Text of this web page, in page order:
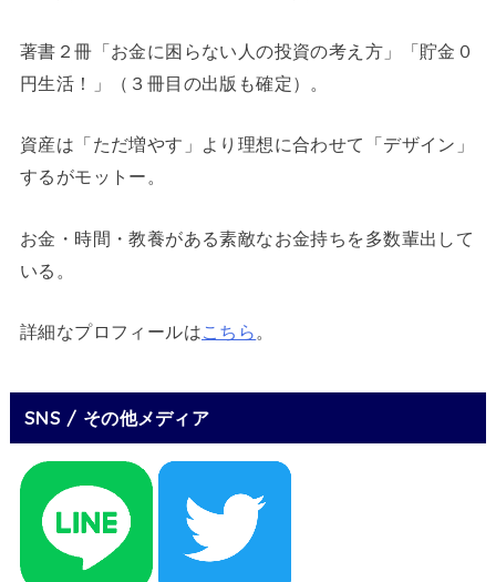
著書２冊「お金に困らない人の投資の考え方」「貯金０
円生活！」（３冊目の出版も確定）。
資産は「ただ増やす」より理想に合わせて「デザイン」
するがモットー。
お金・時間・教養がある素敵なお金持ちを多数輩出して
いる。
詳細なプロフィールはこちら。
SNS / その他メディア